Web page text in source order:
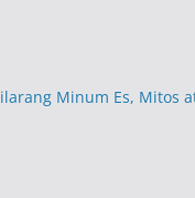
Minum Es, Mitos